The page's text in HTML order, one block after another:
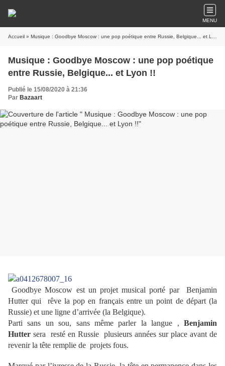
MENU
Accueil » Musique : Goodbye Moscow : une pop poétique entre Russie, Belgique... et Lyon !!
Musique : Goodbye Moscow : une pop poétique
entre Russie, Belgique... et Lyon !!
Publié le 15/08/2020 à 21:36
Par Bazaart
Goodbye Moscow est un projet musical porté par Benjamin
Hutter qui rêve la pop en français entre un point de départ (la
Russie) et une ligne d’arrivée (la Belgique).
Parti sans un sou, sans même parler la langue , Benjamin
Hutter sera resté en Russie plusieurs années sur place avant de
revenir la tête remplie de projets fous.